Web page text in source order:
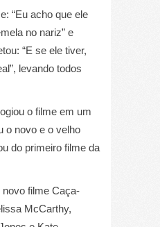
“Eu acho que ele
no nariz” e
“E se ele tiver,
levando todos
o filme em um
o novo e o velho
do primeiro filme da
filme Caça-
McCarthy,